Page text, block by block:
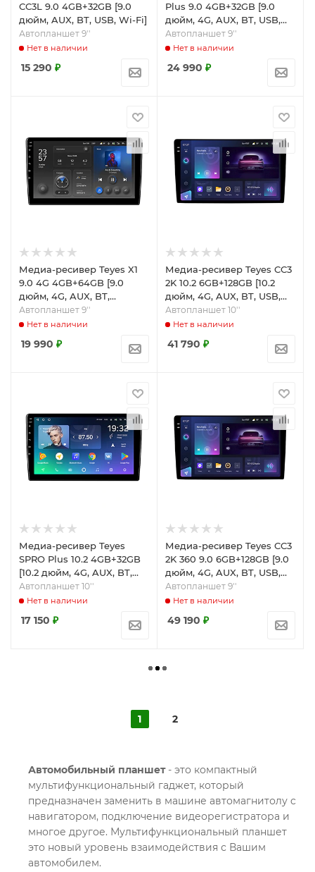
CC3L 9.0 4GB+32GB [9.0
дюйм, AUX, BT, USB, Wi-Fi]
Автопланшет 9''
Нет в наличии
15 290 ₽
Plus 9.0 4GB+32GB [9.0
дюйм, 4G, AUX, BT, USB,
Wi-Fi]
Автопланшет 9''
Нет в наличии
24 990 ₽
Медиа-ресивер Teyes X1
9.0 4G 4GB+64GB [9.0
дюйм, 4G, AUX, BT,
MicroSD, USB, Wi-Fi]
Автопланшет 9''
Нет в наличии
19 990 ₽
Медиа-ресивер Teyes CC3
2K 10.2 6GB+128GB [10.2
дюйм, 4G, AUX, BT, USB,
Wi-Fi]
Автопланшет 10''
Нет в наличии
41 790 ₽
Медиа-ресивер Teyes
SPRO Plus 10.2 4GB+32GB
[10.2 дюйм, 4G, AUX, BT,
USB, Wi-Fi]
Автопланшет 10''
Нет в наличии
17 150 ₽
Медиа-ресивер Teyes CC3
2K 360 9.0 6GB+128GB [9.0
дюйм, 4G, AUX, BT, USB,
Wi-Fi]
Автопланшет 9''
Нет в наличии
49 190 ₽
1 2
Автомобильный планшет- это компактный
мультифункциональный гаджет, который
предназначен заменить в машине автомагнитолу c
навигатором, подключение видеорегистратора и
многое другое. Мультифункциональный планшет
это новый уровень взаимодействия с Вашим
автомобилем.